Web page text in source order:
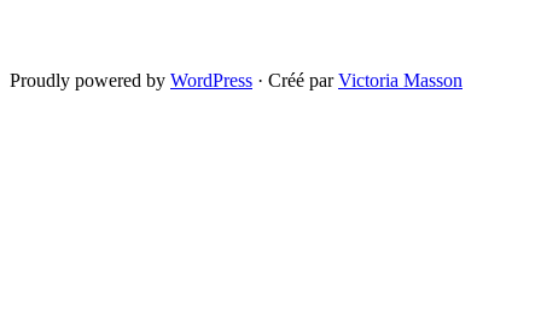
Proudly powered by WordPress · Créé parVictoria Masson